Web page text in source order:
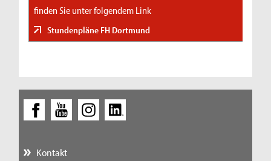
finden Sie unter folgendem Link
Stundenpläne FH Dortmund
Kontakt